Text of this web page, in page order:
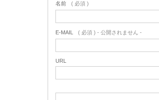
名前 ( 必須 )
E-MAIL ( 必須 ) - 公開されません -
URL